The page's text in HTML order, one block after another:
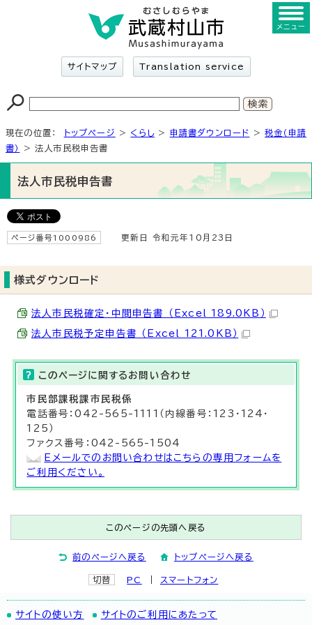
サイトマップ Translation service
メニュー
現在の位置： トップページ > くらし > 申請書ダウンロード >税金（申請
書）
> 法人市民税申告書
法人市民税申告書
ページ番号1000986 更新日 令和元年10月23日
様式ダウンロード
法人市民税確定・中間申告書 （Excel 189.0KB）
法人市民税予定申告書 （Excel 121.0KB）
このページに関する お問い合わせ
市民部課税課 市民税係
電話番号：042-565-1111（内線番号：123・124・
125）
ファクス番号：042-565-1504
Eメールでのお問い合わせはこちらの専用フォームを
ご利用ください。
このページの先頭へ戻る
前のページへ戻る トップページへ戻る
切替 PC スマートフォン
サイトの使い方 サイトのご利用にあたって